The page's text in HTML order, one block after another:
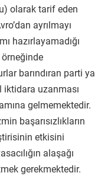
olarak tarif eden
ayrılmayı
hazırlayamadığı
örneğinde
barındıran parti ya
uzanması
gelmemektedir.
başarısızlıkların
etkisini
alaşağı
gerekmektedir.